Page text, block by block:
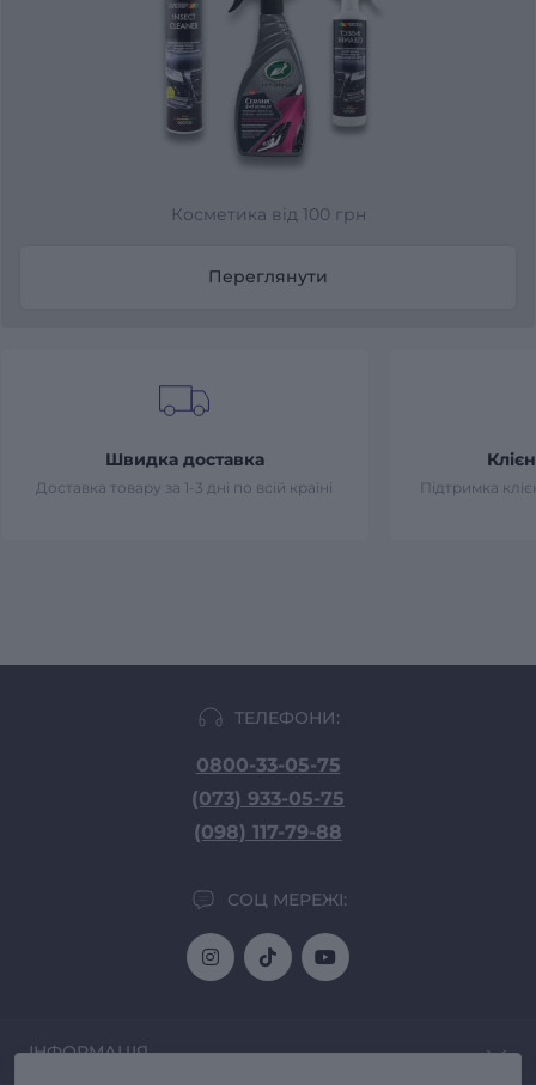
Косметика від 100 грн
Переглянути
Швидка доставка
Доставка товару за 1-3 дні по всій країні Підтримка
ТЕЛЕФОНИ:
0800-33-05-75
(073) 933-05-75
(098) 117-79-88
СОЦ МЕРЕЖІ:
ІНФОРМАЦІЯ